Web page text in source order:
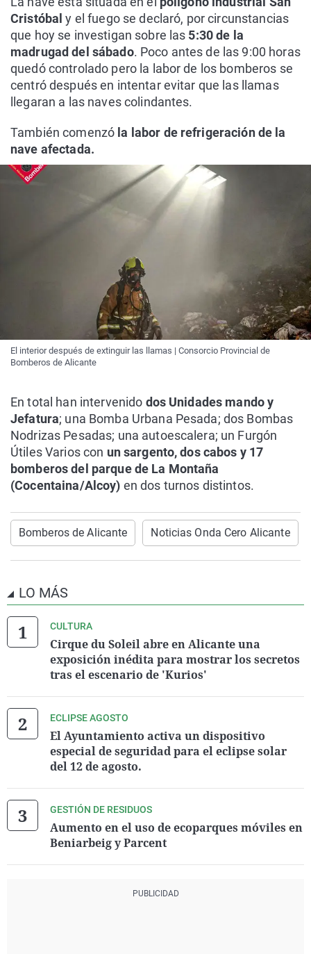
Cristóbaly el fuego se declaró, por circunstancias
que hoy se investigan sobre las 5:30 de la
madrugad del sábado. Poco antes de las 9:00 horas
quedó controlado pero la labor de los bomberos se
centró después en intentar evitar que las llamas
llegaran a las naves colindantes.
También comenzó la labor de refrigeración de la
nave afectada.
El interior después de extinguir las llamas | Consorcio Provincial de
Bomberos de Alicante
En total han intervenido dos Unidades mando y
Jefatura; una Bomba Urbana Pesada; dos Bombas
Nodrizas Pesadas; una autoescalera; un Furgón
Útiles Varios con un sargento, dos cabos y 17
bomberos del parque de La Montaña
(Cocentaina/Alcoy) en dos turnos distintos.
Bomberos de Alicante Noticias Onda Cero Alicante
LO MÁS
CULTURA
Cirque du Soleil abre en Alicante una
exposición inédita para mostrar los secretos
tras el escenario de 'Kurios'
ECLIPSE AGOSTO
El Ayuntamiento activa un dispositivo
especial de seguridad para el eclipse solar
del 12 de agosto.
GESTIÓN DE RESIDUOS
Aumento en el uso de ecoparques móviles en
Beniarbeig y Parcent